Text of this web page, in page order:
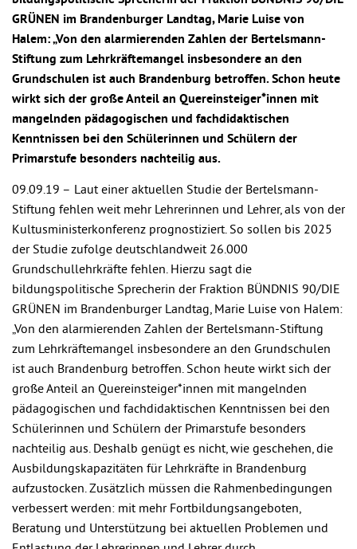
GRÜNEN im Brandenburger Landtag, Marie Luise von
Halem: „Von den alarmierenden Zahlen der Bertelsmann-
Stiftung zum Lehrkräftemangel insbesondere an den
Grundschulen ist auch Brandenburg betroffen. Schon heute
wirkt sich der große Anteil an Quereinsteiger*innen mit
mangelnden pädagogischen und fachdidaktischen
Kenntnissen bei den Schülerinnen und Schülern der
Primarstufe besonders nachteilig aus.
09.09.19 – Laut einer aktuellen Studie der Bertelsmann-
Stiftung fehlen weit mehr Lehrerinnen und Lehrer, als von der
Kultusministerkonferenz prognostiziert. So sollen bis 2025
der Studie zufolge deutschlandweit 26.000
Grundschullehrkräfte fehlen. Hierzu sagt die
bildungspolitische Sprecherin der Fraktion BÜNDNIS 90/DIE
GRÜNEN im Brandenburger Landtag, Marie Luise von Halem:
„Von den alarmierenden Zahlen der Bertelsmann-Stiftung
zum Lehrkräftemangel insbesondere an den Grundschulen
ist auch Brandenburg betroffen. Schon heute wirkt sich der
große Anteil an Quereinsteiger*innen mit mangelnden
pädagogischen und fachdidaktischen Kenntnissen bei den
Schülerinnen und Schülern der Primarstufe besonders
nachteilig aus. Deshalb genügt es nicht, wie geschehen, die
Ausbildungskapazitäten für Lehrkräfte in Brandenburg
aufzustocken. Zusätzlich müssen die Rahmenbedingungen
verbessert werden: mit mehr Fortbildungsangeboten,
Beratung und Unterstützung bei aktuellen Problemen und